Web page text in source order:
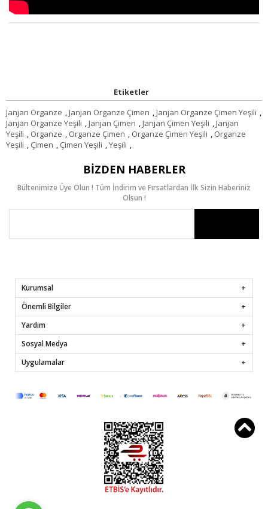
Etiketler
Janjan Organze ,Janjan Organze Çimen ,Janjan Organze Çimen Yeşili ,
Janjan Organze Yeşili ,Janjan Çimen ,Janjan Çimen Yeşili ,Janjan
Yeşili , Organze , Organze Çimen , Organze Çimen Yeşili , Organze
Yeşili , Çimen , Çimen Yeşili ,Yeşili ,
BIZDEN HABERLER
Bültenimize Üye Olun ! Tüm İndirim ve Fırsatlardan İlk Sizin Haberiniz
Olsun !
Kurumsal
Önemli Bilgiler
Yardım
Sosyal Medya
Uygulamalar